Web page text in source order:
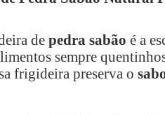
de pedra sabão é a
sempre
frigideira preserva o